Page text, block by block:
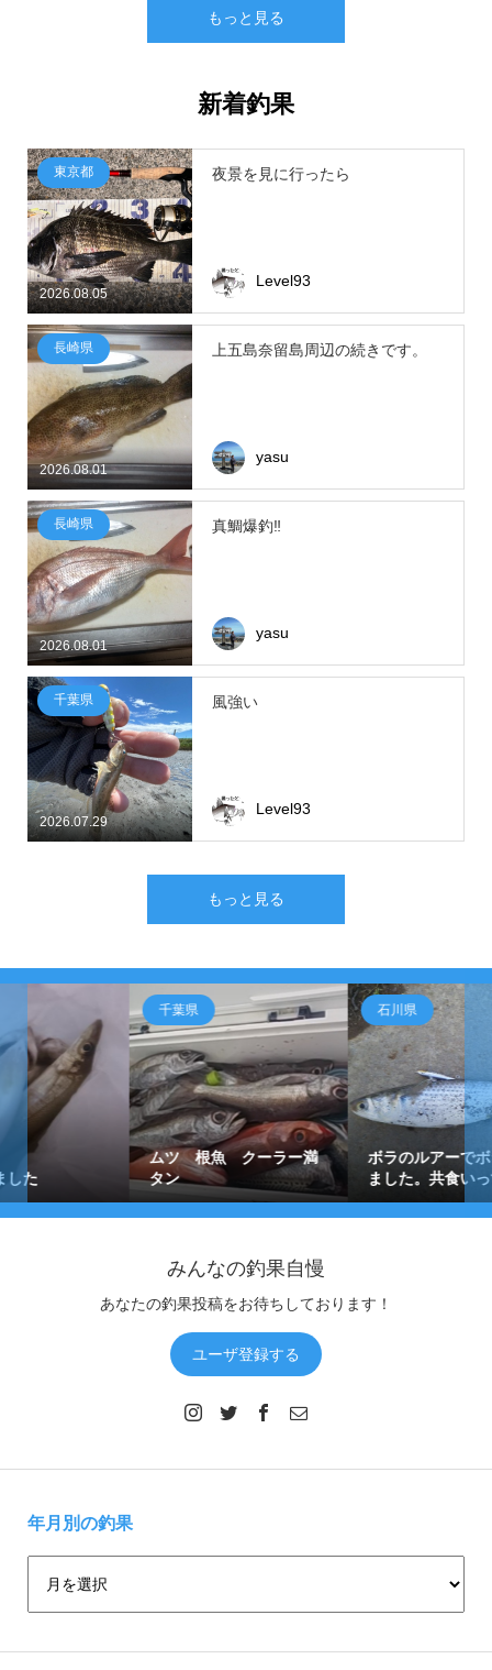
もっと見る
新着釣果
2026.08.05
東京都 夜景を見に行ったら
Level93
2026.08.01
長崎県 上五島奈留島周辺の続きです。
yasu
2026.08.01
長崎県 真鯛爆釣‼
yasu
2026.07.29
千葉県 風強い
Level93
もっと見る
ムツ 根魚 クーラー満
石川県
ボラのルアーでボラ釣れ
ました。共食いっすか？
みんなの釣果自慢
あなたの釣果投稿をお待ちしております！
ユーザ登録する
年月別の釣果